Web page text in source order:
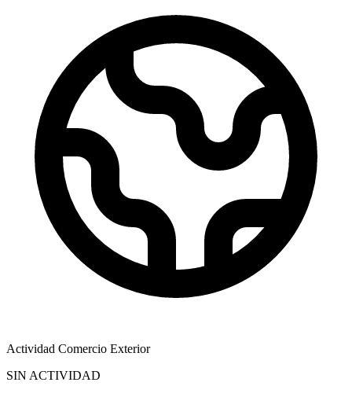
Actividad Comercio Exterior
SIN ACTIVIDAD